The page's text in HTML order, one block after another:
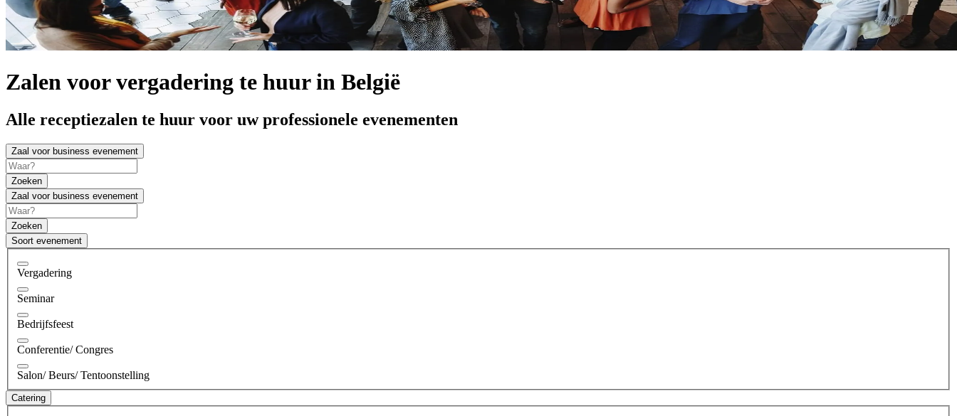
Zalen voor vergadering te huur in België
Alle receptiezalen te huur voor uw professionele evenementen
Zaal voor business evenement
Zoeken
Zaal voor business evenement
Zoeken
Soort evenement
Vergadering
Seminar
Bedrijfsfeest
Conferentie/ Congres
Salon/ Beurs/ Tentoonstelling
Catering